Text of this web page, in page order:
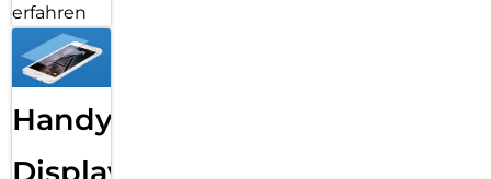
erfahren
Handy
Displayfolie